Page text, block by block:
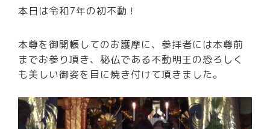
本日は令和7年の初不動！
本尊を御開帳してのお護摩に、参拝者には本尊前
までお参り頂き、秘仏である不動明王の恐ろしく
も美しい御姿を目に焼き付けて頂きました。